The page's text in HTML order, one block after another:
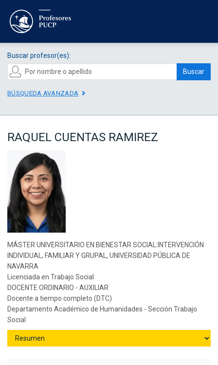
Buscar profesor(es):
Buscar
BÚSQUEDA AVANZADA
RAQUEL CUENTAS RAMIREZ
MÁSTER UNIVERSITARIO EN BIENESTAR SOCIAL:INTERVENCIÓN
INDIVIDUAL, FAMILIAR Y GRUPAL, UNIVERSIDAD PÚBLICA DE
NAVARRA
Licenciada en Trabajo Social
DOCENTE ORDINARIO - AUXILIAR
Docente a tiempo completo (DTC)
Departamento Académico de Humanidades - Sección Trabajo
Social